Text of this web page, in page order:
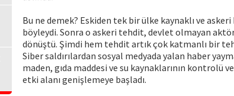
Bu ne demek? Eskiden tek bir ülke kaynaklı ve
böyleydi. Sonra o askeri tehdit, devlet olmayan
dönüştü. Şimdi hem tehdit artık çok katmanlı bir
Siber saldırılardan sosyal medyada yalan haber
maden, gıda maddesi ve su kaynaklarının kontrolü
etki alanı genişlemeye başladı.